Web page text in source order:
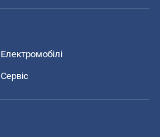
Електромобілі
Сервіс